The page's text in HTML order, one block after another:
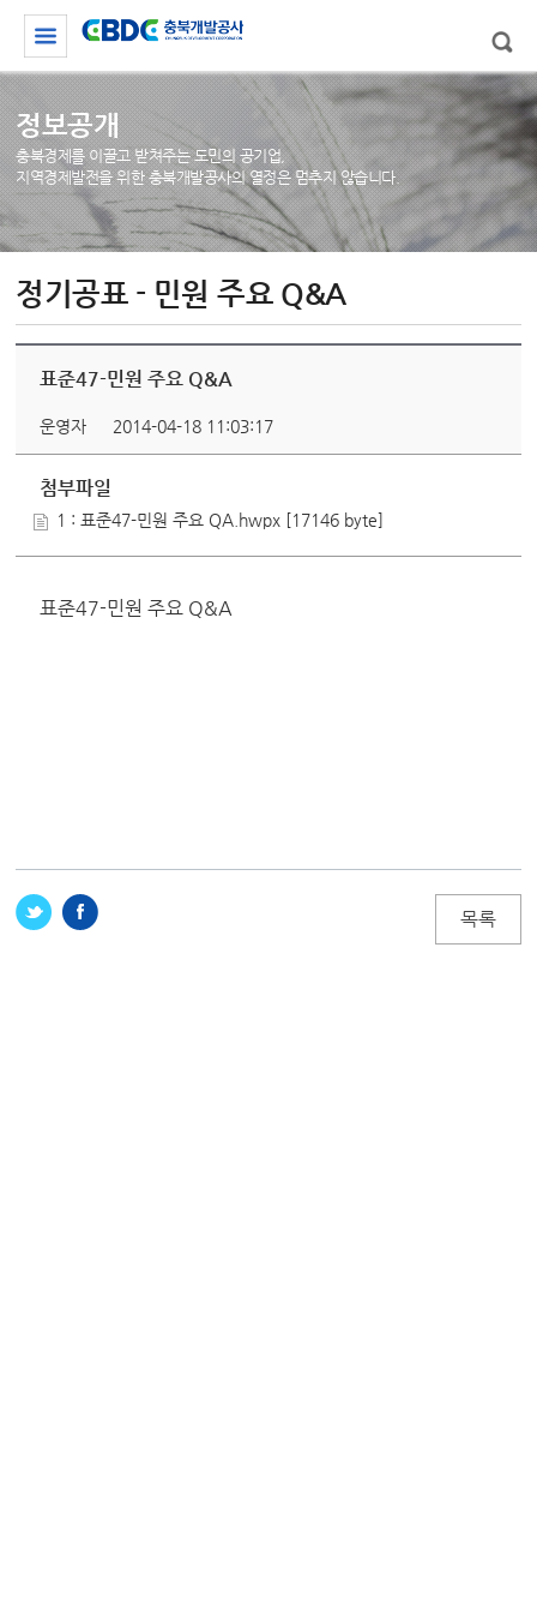
정보공개
충북경제를 이끌고 받쳐주는 도민의 공기업,
지역경제발전을 위한 충북개발공사의 열정은 멈추지 않습니다.
정기공표 - 민원 주요 Q&A
표준47-민원 주요 Q&A
운영자 2014-04-18 11:03:17
첨부파일
1 : 표준47-민원 주요 QA.hwpx [17146 byte]
표준47-민원 주요 Q&A
목록